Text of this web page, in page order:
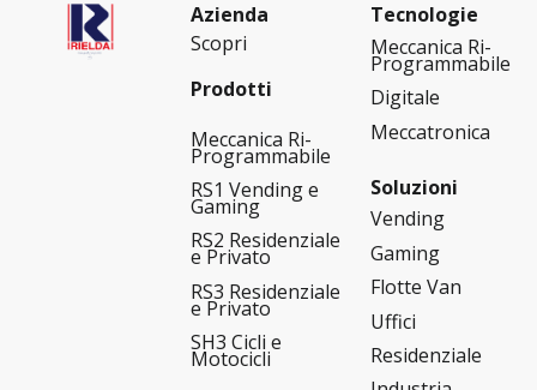
Azienda
Scopri
Prodotti
Meccanica Ri-
Programmabile
RS1 Vending e
Gaming
RS2 Residenziale
e Privato
RS3 Residenziale
e Privato
SH3 Cicli e
Motocicli
Tecnologie
Meccanica Ri-
Programmabile
Digitale
Meccatronica
Soluzioni
Vending
Gaming
Flotte Van
Uffici
Residenziale